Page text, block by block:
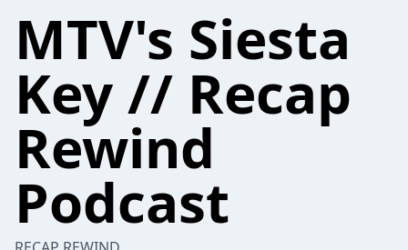
MTV's Siesta
Key // Recap
Rewind
Podcast